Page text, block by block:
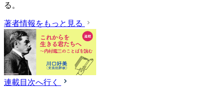
る。
著者情報をもっと見る
連載目次へ行く